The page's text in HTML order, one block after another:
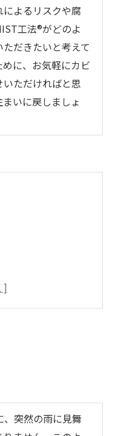
よるリスクや腐
工法®がどのよ
だきたいと考えて
に、お気軽にカビ
ただければと思
いに戻しましょ
方全域でカビトラ
突然の雨に見舞